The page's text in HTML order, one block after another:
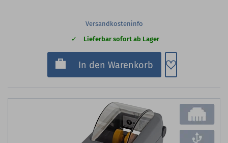
Versandkosteninfo
Lieferbar sofort ab Lager
In den Warenkorb Zum